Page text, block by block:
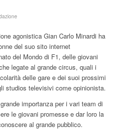
agonistica Gian Carlo Minardi ha
del suo sito internet
del Mondo di F1, delle giovani
legate al grande circus, quali i
delle gare e dei suoi prossimi
studios televisivi come opinionista.
importanza per i vari team di
le giovani promesse e dar loro la
al grande pubblico.